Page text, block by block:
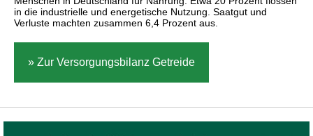
in die industrielle und energetische Nutzung. Saatgut und
Verluste machten zusammen 6,4 Prozent aus.
» Zur Versorgungsbilanz Getreide